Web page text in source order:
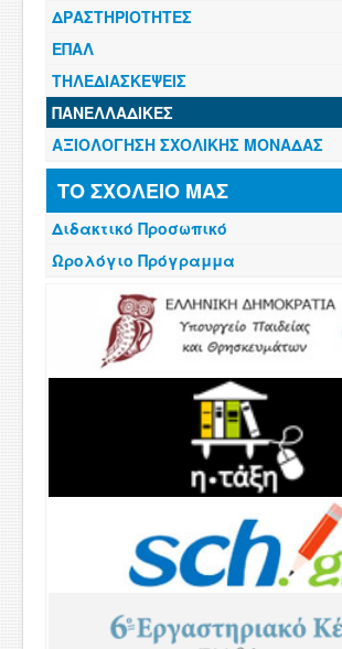
ΔΡΑΣΤΗΡΙΟΤΗΤΕΣ
ΕΠΑΛ
ΤΗΛΕΔΙΑΣΚΕΨΕΙΣ
ΠΑΝΕΛΛΑΔΙΚΕΣ
ΑΞΙΟΛΟΓΗΣΗ ΣΧΟΛΙΚΗΣ ΜΟΝΑΔΑΣ
ΤΟ ΣΧΟΛΕΙΟ ΜΑΣ
Διδακτικό Προσωπικό
Ωρολόγιο Πρόγραμμα